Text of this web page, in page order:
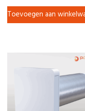
Toevoegen aan